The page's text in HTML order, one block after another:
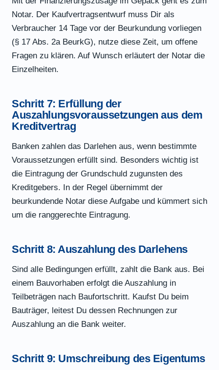
Notar. Der Kaufvertragsentwurf muss Dir als
Verbraucher 14 Tage vor der Beurkundung vorliegen
(§ 17 Abs. 2a BeurkG), nutze diese Zeit, um offene
Fragen zu klären. Auf Wunsch erläutert der Notar die
Einzelheiten.
Schritt 7: Erfüllung der
Auszahlungsvoraussetzungen aus dem
Kreditvertrag
Banken zahlen das Darlehen aus, wenn bestimmte
Voraussetzungen erfüllt sind. Besonders wichtig ist
die Eintragung der Grundschuld zugunsten des
Kreditgebers. In der Regel übernimmt der
beurkundende Notar diese Aufgabe und kümmert sich
um die ranggerechte Eintragung.
Schritt 8: Auszahlung des Darlehens
Sind alle Bedingungen erfüllt, zahlt die Bank aus. Bei
einem Bauvorhaben erfolgt die Auszahlung in
Teilbeträgen nach Baufortschritt. Kaufst Du beim
Bauträger, leitest Du dessen Rechnungen zur
Auszahlung an die Bank weiter.
Schritt 9: Umschreibung des Eigentums